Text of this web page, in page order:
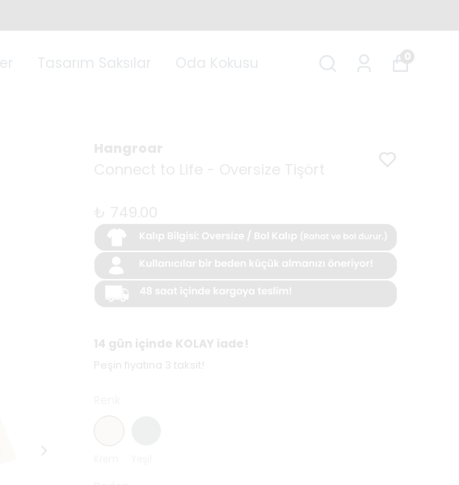
Tasarım Saksılar Oda Kokusu 0
14 gün içinde KOLAY iade!
Peşin fiyatına 3 taksit!